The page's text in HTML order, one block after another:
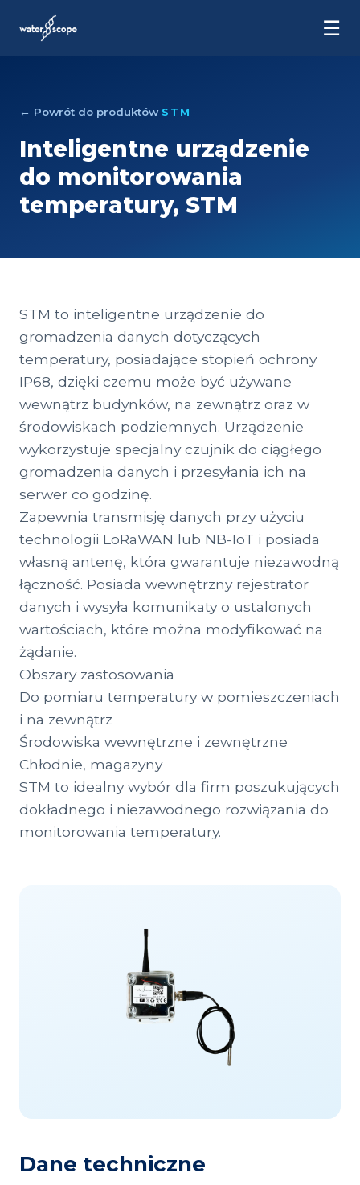
☰
← Powrót do produktów STM
Inteligentne urządzenie
do monitorowania
temperatury, STM
STM to inteligentne urządzenie do
gromadzenia danych dotyczących
temperatury, posiadające stopień ochrony
IP68, dzięki czemu może być używane
wewnątrz budynków, na zewnątrz oraz w
środowiskach podziemnych. Urządzenie
wykorzystuje specjalny czujnik do ciągłego
gromadzenia danych i przesyłania ich na
serwer co godzinę.
Zapewnia transmisję danych przy użyciu
technologii LoRaWAN lub NB-IoT i posiada
własną antenę, która gwarantuje niezawodną
łączność. Posiada wewnętrzny rejestrator
danych i wysyła komunikaty o ustalonych
wartościach, które można modyfikować na
żądanie.
Obszary zastosowania
Do pomiaru temperatury w pomieszczeniach
i na zewnątrz
Środowiska wewnętrzne i zewnętrzne
Chłodnie, magazyny
STM to idealny wybór dla firm poszukujących
dokładnego i niezawodnego rozwiązania do
monitorowania temperatury.
Dane techniczne